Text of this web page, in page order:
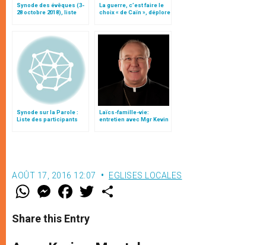
Synode des évêques (3-
28 octobre 2018), liste
La guerre, c’est faire le
choix « de Caïn », déplore
Synode sur la Parole :
Liste des participants
Laïcs-famille-vie:
entretien avec Mgr Kevin
AOÛT 17, 2016 12:07 EGLISES LOCALES
W
t
s
M
e
s
e
F
a
e
b
w
Share this Entry